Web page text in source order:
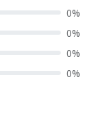
0%
0%
0%
0%